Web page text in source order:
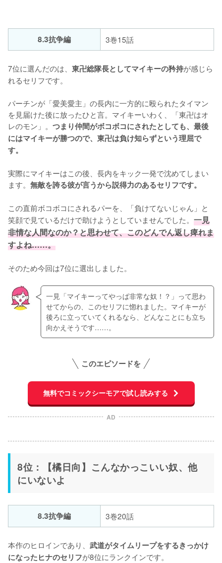
8.3抗争編 3巻15話
7位に選んだのは、 東卍総隊長としてマイキーの矜持が感じら
れるセリフです。
パーチンが「愛美愛主」の長内に一方的に殴られたタイマン
を見届けた後に放ったひと言。マイキーいわく、「東卍はオ
レのモン」。 つまり仲間がボコボコにされたとしても、最後
にはマイキーが勝つので、東卍は負け知らずという理屈で
す。
実際にマイキーはこの後、長内をキック一発で沈めてしまい
ます。 無敵を誇る彼が言うから説得力のあるセリフです。
この直前ボコボコにされるパーを、「負けてないじゃん」と
笑顔で見ているだけで助けようとしていませんでした。 一見
非情な人間なのか？と思わせて、このどんでん返し痺れま
すよね……。
そのため今回は7位に選出しました。
一見「マイキーってやっぱ非常な奴！？」って思わ
せてからの、このセリフに惚れました。マイキーが
後ろに立っていてくれるなら、どんなことにも立ち
向かえそうです……。
このエピソードを
無料でコミックシーモアで試し読みする
AD
8位：【橘日向】こんなかっこいい奴、他
にいないよ
8.3抗争編 3巻20話
本作のヒロインであり、 武道がタイムリープをするきっかけ
になったヒナのセリフが8位にランクインです。